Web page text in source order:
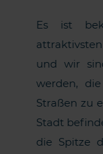
Es ist
und wir
werden,
Straßen zu
Stadt
die Spitze